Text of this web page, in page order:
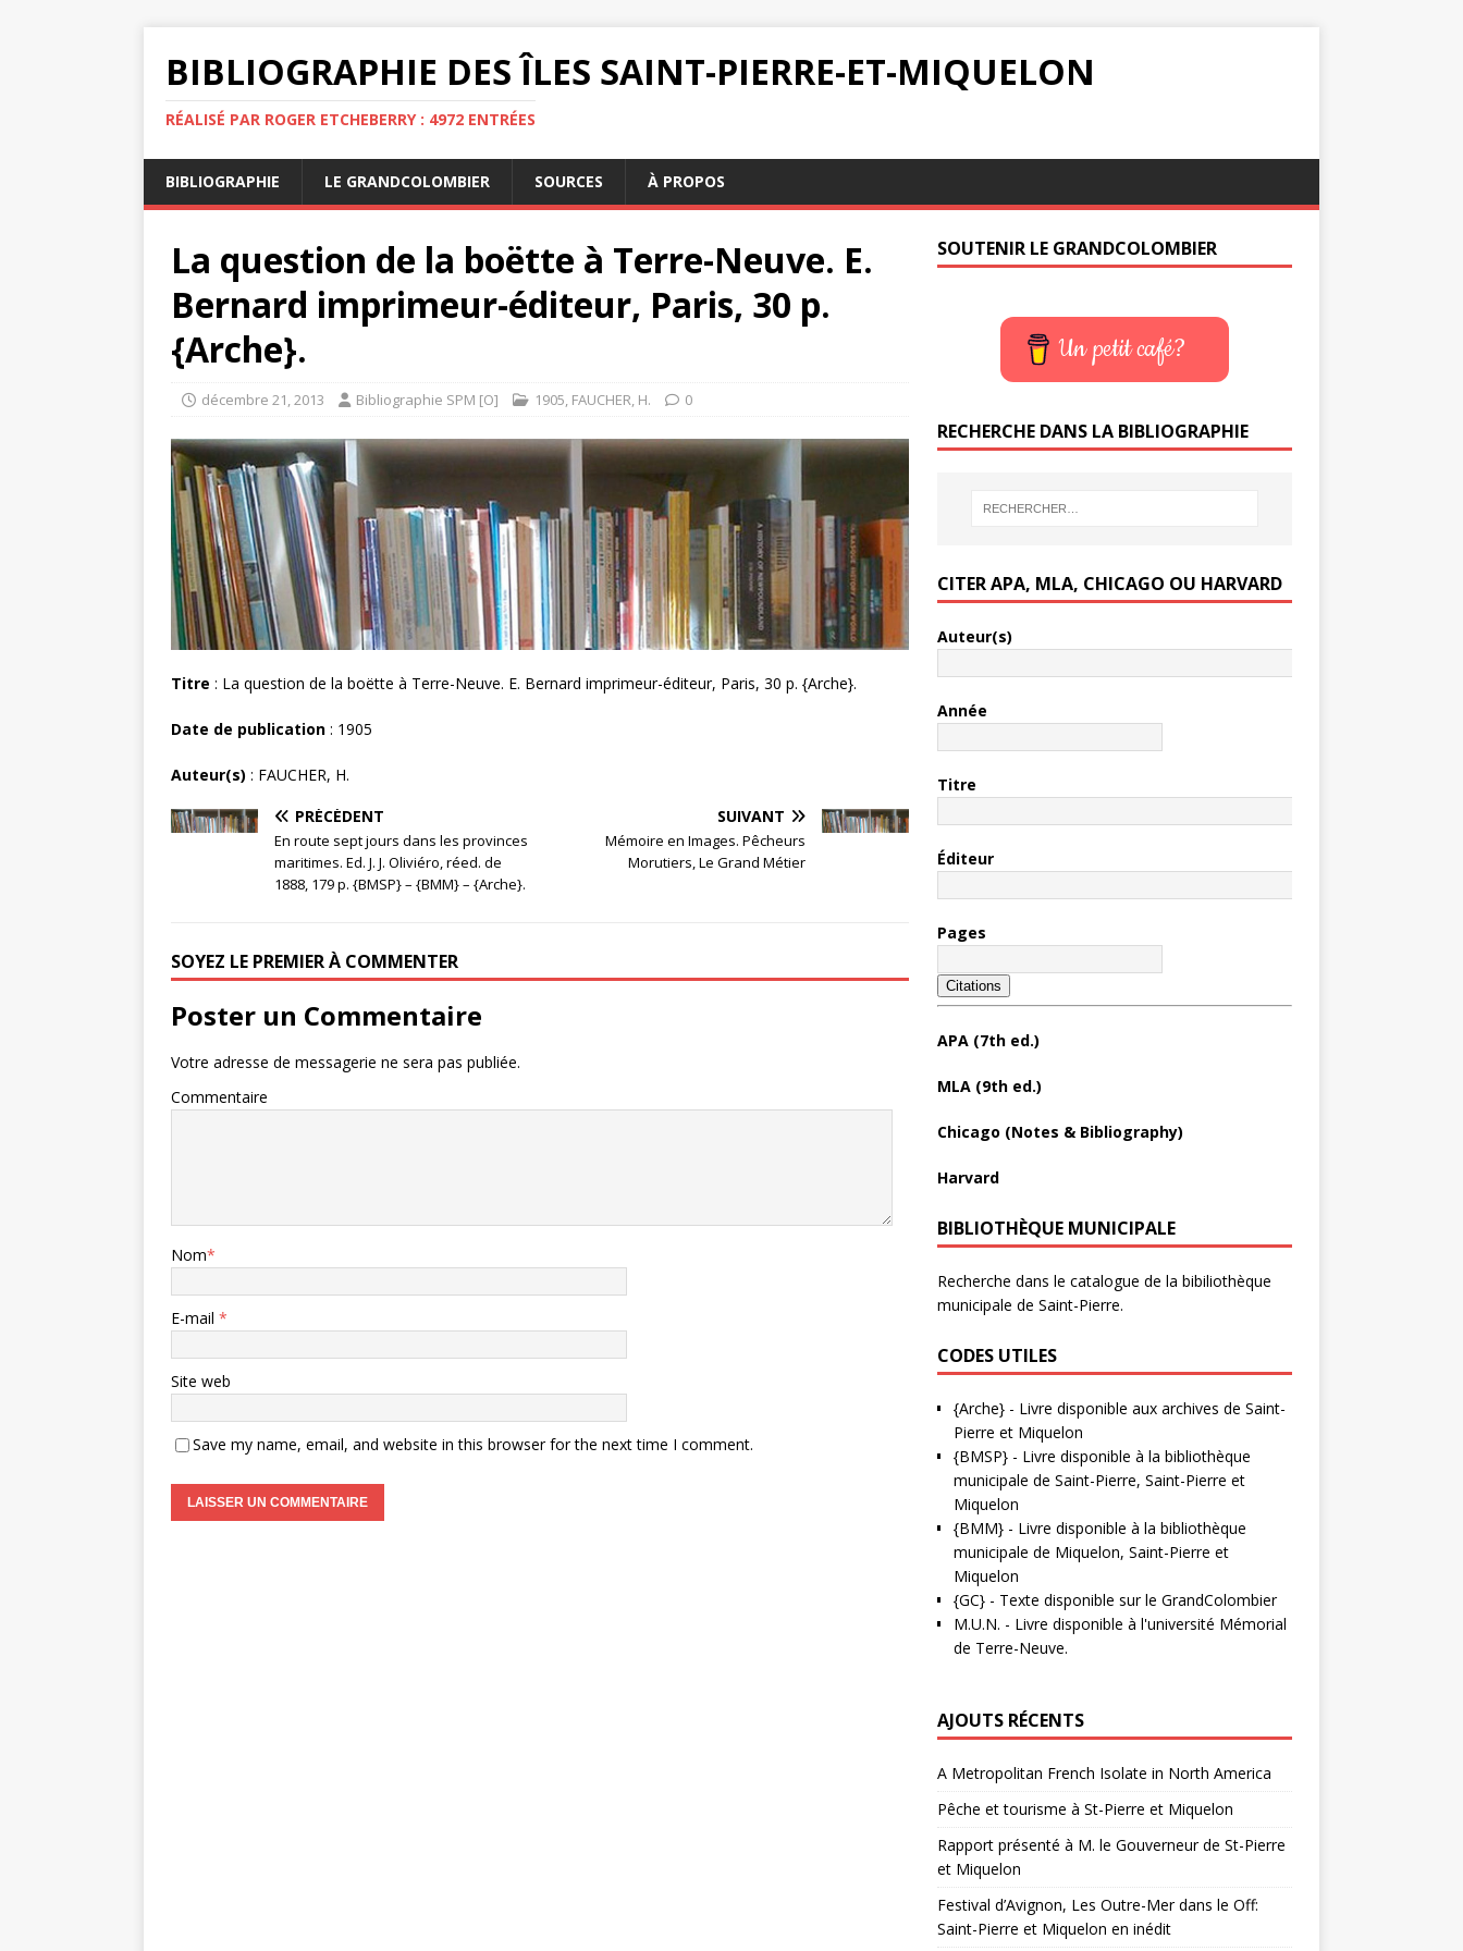
BIBLIOGRAPHIE DES ÎLES SAINT-PIERRE-ET-MIQUELON
RÉALISÉ PAR ROGER ETCHEBERRY : 4972 ENTRÉES
BIBLIOGRAPHIE LE GRANDCOLOMBIER SOURCES À PROPOS
La question de la boëtte à Terre-Neuve. E.
Bernard imprimeur-éditeur, Paris, 30 p.
{Arche}.
décembre 21, 2013 Bibliographie SPM [O] 1905, FAUCHER, H. 0
Titre : La question de la boëtte à Terre-Neuve. E. Bernard imprimeur-éditeur, Paris, 30 p. {Arche}.
Date de publication : 1905
Auteur(s) : FAUCHER, H.
PRÉCÉDENT
En route sept jours dans les provinces
maritimes. Ed. J. J. Oliviéro, réed. de
1888, 179 p. {BMSP} – {BMM} – {Arche}.
SUIVANT
Mémoire en Images. Pêcheurs
Morutiers, Le Grand Métier
SOYEZ LE PREMIER À COMMENTER
Poster un Commentaire
Votre adresse de messagerie ne sera pas publiée.
Commentaire
Nom*
E-mail *
Site web
Save my name, email, and website in this browser for the next time I comment.
SOUTENIR LE GRANDCOLOMBIER
Un petit café?
RECHERCHE DANS LA BIBLIOGRAPHIE
CITER APA, MLA, CHICAGO OU HARVARD
Auteur(s)
Année
Titre
Éditeur
Pages
Citations
APA (7th ed.)
MLA (9th ed.)
Chicago (Notes & Bibliography)
Harvard
BIBLIOTHÈQUE MUNICIPALE
Recherche dans le catalogue de la bibiliothèque
municipale de Saint-Pierre.
CODES UTILES
{Arche}- Livre disponible aux archives de Saint-
Pierre et Miquelon
{BMSP}- Livre disponible à la bibliothèque
municipale de Saint-Pierre, Saint-Pierre et
Miquelon
{BMM}- Livre disponible à la bibliothèque
municipale de Miquelon, Saint-Pierre et
Miquelon
{GC}- Texte disponible sur le GrandColombier
M.U.N. - Livre disponible à l'université Mémorial
de Terre-Neuve.
AJOUTS RÉCENTS
A Metropolitan French Isolate in North America
Pêche et tourisme à St-Pierre et Miquelon
Rapport présenté à M. le Gouverneur de St-Pierre
et Miquelon
Festival d’Avignon, Les Outre-Mer dans le Off:
Saint-Pierre et Miquelon en inédit